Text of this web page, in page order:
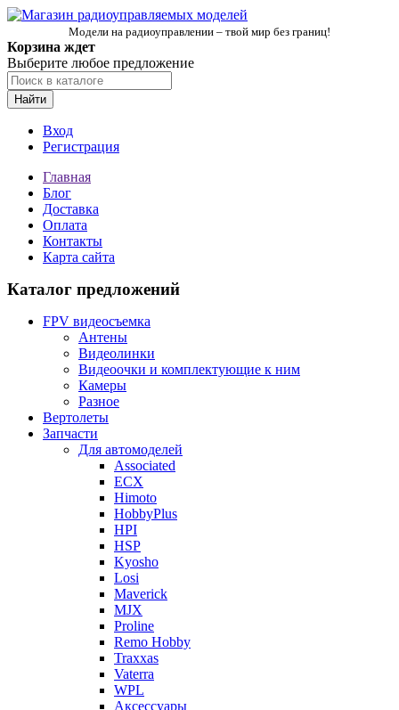
Модели на радиоуправлении – твой мир без границ!
Корзина ждет
Выберите любое предложение
Найти
Вход
Регистрация
Главная
Блог
Доставка
Оплата
Контакты
Карта сайта
Каталог предложений
FPV видеосъемка
Антены
Видеолинки
Видеоочки и комплектующие к ним
Камеры
Разное
Вертолеты
Запчасти
Для автомоделей
Associated
ECX
Himoto
HobbyPlus
HPI
HSP
Kyosho
Losi
Maverick
MJX
Proline
Remo Hobby
Traxxas
Vaterra
WPL
Аксессуары